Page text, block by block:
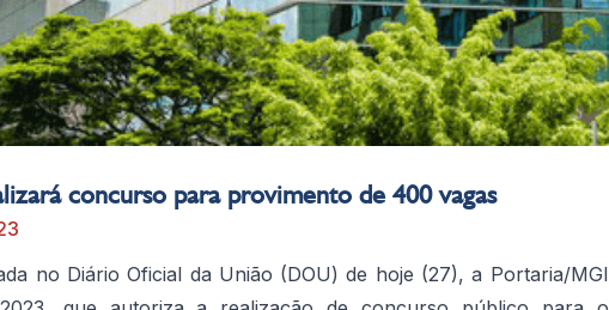
concurso para provimento de 400 vagas
no Diário Oficial da União (DOU) de hoje (27), a Portaria/MGI